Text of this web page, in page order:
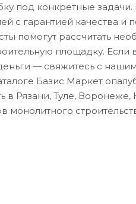
под конкретные
гарантией качества и
помогут рассчитать
площадку.
— свяжитесь с
Базис Маркет
в Рязани, Туле,
монолитного